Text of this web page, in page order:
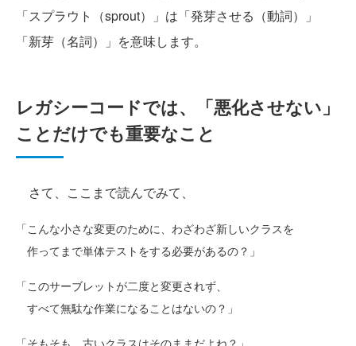
「スプラウト（sprout）」は「発芽させる（動詞）」
「新芽（名詞）」を意味します。
レガシーコードでは、「悪化させない」
ことだけでも重要なこと
さて、ここまで読んでみて、
「こんな小さな変更のために、わざわざ新しいクラスを
「このサーブレットが二度と変更されず、